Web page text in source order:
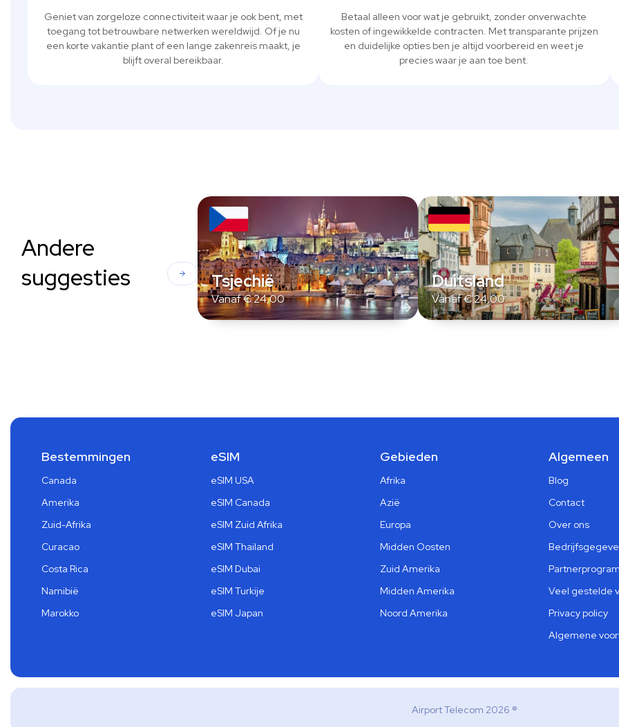
Geniet van zorgeloze connectiviteit waar je ook bent, met
toegang tot betrouwbare netwerken wereldwijd. Of je nu
een korte vakantie plant of een lange zakenreis maakt, je
blijft overal bereikbaar.
Betaal alleen voor wat je gebruikt, zonder onverwachte
kosten of ingewikkelde contracten. Met transparante prijzen
en duidelijke opties ben je altijd voorbereid en weet je
precies waar je aan toe bent.
Andere
suggesties
Tsjechië
Vanaf€24,00
Duitsland
Vanaf€24,00
Bestemmingen
Canada
Amerika
Zuid-Afrika
Curacao
Costa Rica
Namibië
Marokko
eSIM
eSIM USA
eSIM Canada
eSIM Zuid Afrika
eSIM Thailand
eSIM Dubai
eSIM Turkije
eSIM Japan
Gebieden
Afrika
Azië
Europa
Midden Oosten
Zuid Amerika
Midden Amerika
Noord Amerika
Algemeen
Blog
Contact
Over ons
Veel gestelde
Privacy policy
Algemene
Airport Telecom 2026 ®